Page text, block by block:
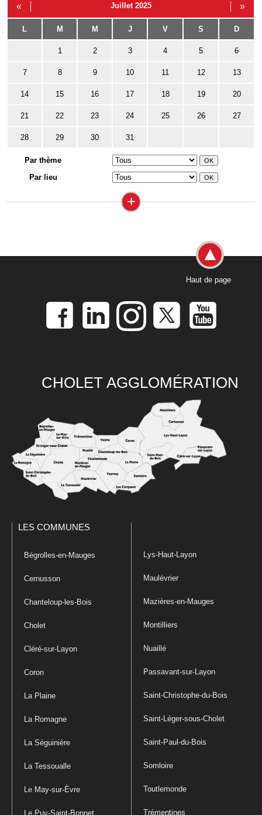
« Juillet 2025 »
L M M J V S D
1 2 3 4 5 6
7 8 9 10 11 12 13
14 15 16 17 18 19 20
21 22 23 24 25 26 27
28 29 30 31
Par thème
Par lieu
+
Haut de page
CHOLET AGGLOMÉRATION
LES COMMUNES
Bégrolles-en-Mauges
Cernusson
Chanteloup-les-Bois
Cholet
Cléré-sur-Layon
Coron
La Plaine
La Romagne
La Séguinière
La Tessoualle
Le May-sur-Èvre
Le Puy-Saint-Bonnet
Lys-Haut-Layon
Maulévrier
Mazières-en-Mauges
Montilliers
Nuaillé
Passavant-sur-Layon
Saint-Christophe-du-Bois
Saint-Léger-sous-Cholet
Saint-Paul-du-Bois
Somloire
Toutlemonde
Trémentines